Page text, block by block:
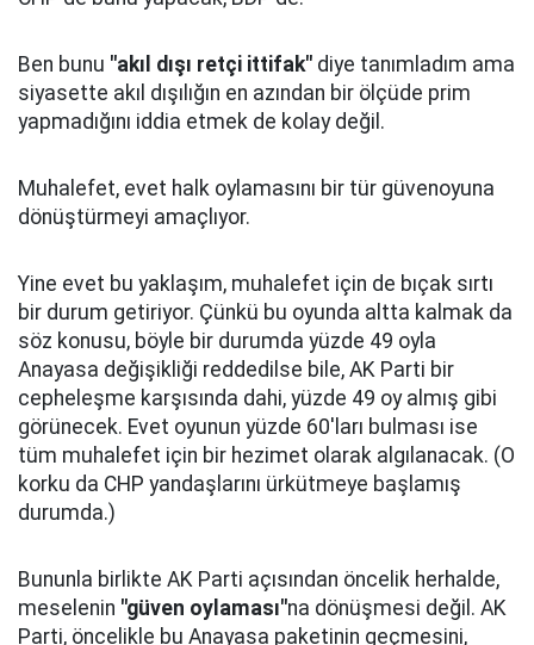
Ben bunu "akıl dışı retçi ittifak" diye tanımladım ama
siyasette akıl dışılığın en azından bir ölçüde prim
yapmadığını iddia etmek de kolay değil.
Muhalefet, evet halk oylamasını bir tür güvenoyuna
dönüştürmeyi amaçlıyor.
Yine evet bu yaklaşım, muhalefet için de bıçak sırtı
bir durum getiriyor. Çünkü bu oyunda altta kalmak da
söz konusu, böyle bir durumda yüzde 49 oyla
Anayasa değişikliği reddedilse bile, AK Parti bir
cepheleşme karşısında dahi, yüzde 49 oy almış gibi
görünecek. Evet oyunun yüzde 60'ları bulması ise
tüm muhalefet için bir hezimet olarak algılanacak. (O
korku da CHP yandaşlarını ürkütmeye başlamış
durumda.)
Bununla birlikte AK Parti açısından öncelik herhalde,
meselenin "güven oylaması"na dönüşmesi değil. AK
Parti, öncelikle bu Anayasa paketinin geçmesini,